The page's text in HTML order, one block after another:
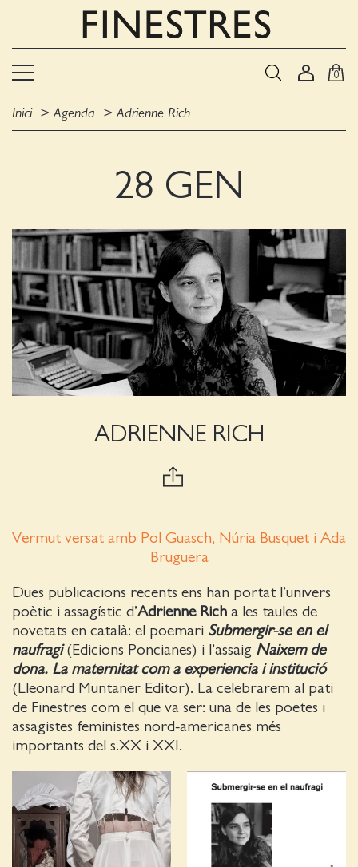
0
Inici Agenda Adrienne Rich
28 GEN
ADRIENNE RICH
Vermut versat amb Pol Guasch, Núria Busquet i Ada
Bruguera
Dues publicacions recents ens han portat l’univers
poètic i assagístic d’Adrienne Rich a les taules de
novetats en català: el poemari Submergir-se en el
naufragi(Edicions Poncianes) i l’assaig Naixem de
dona. La maternitat com a experiencia i institució
(Lleonard Muntaner Editor). La celebrarem al pati
de Finestres com el que va ser: una de les poetes i
assagistes feministes nord-americanes més
importants del s.XX i XXI.